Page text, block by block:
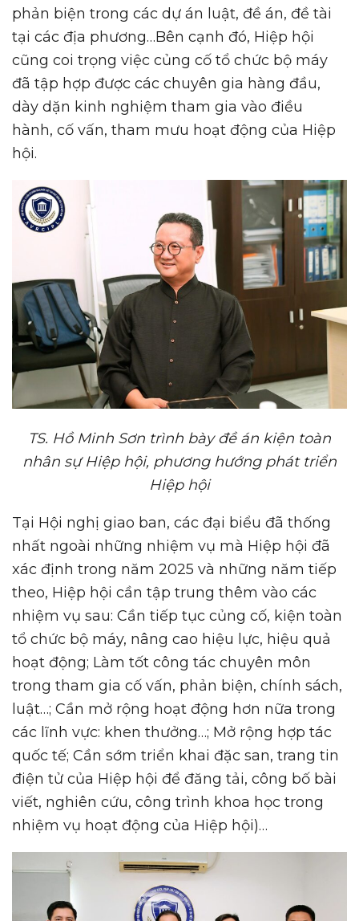
phản biện trong các dự án luật, đề án, đề tài
tại các địa phương…Bên cạnh đó, Hiệp hội
cũng coi trọng việc củng cố tổ chức bộ máy
đã tập hợp được các chuyên gia hàng đầu,
dày dặn kinh nghiệm tham gia vào điều
hành, cố vấn, tham mưu hoạt động của Hiệp
hội.
TS. Hồ Minh Sơn trình bày đề án kiện toàn
nhân sự Hiệp hội, phương hướng phát triển
Hiệp hội
Tại Hội nghị giao ban, các đại biểu đã thống
nhất ngoài những nhiệm vụ mà Hiệp hội đã
xác định trong năm 2025 và những năm tiếp
theo, Hiệp hội cần tập trung thêm vào các
nhiệm vụ sau: Cần tiếp tục củng cố, kiện toàn
tổ chức bộ máy, nâng cao hiệu lực, hiệu quả
hoạt động; Làm tốt công tác chuyên môn
trong tham gia cố vấn, phản biện, chính sách,
luật…; Cần mở rộng hoạt động hơn nữa trong
các lĩnh vực: khen thưởng…; Mở rộng hợp tác
quốc tế; Cần sớm triển khai đặc san, trang tin
điện tử của Hiệp hội để đăng tải, công bố bài
viết, nghiên cứu, công trình khoa học trong
nhiệm vụ hoạt động của Hiệp hội)…